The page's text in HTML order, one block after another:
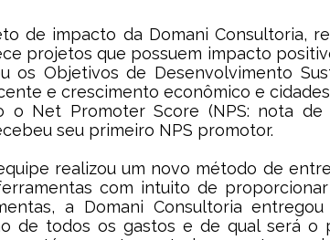
de impacto da Domani Consultoria,
projetos que possuem impacto
os Objetivos de Desenvolvimento
e crescimento econômico e
o Net Promoter Score (NPS: nota
seu primeiro NPS promotor.
realizou um novo método de
com intuito de
a Domani Consultoria
de todos os gastos e de qual será